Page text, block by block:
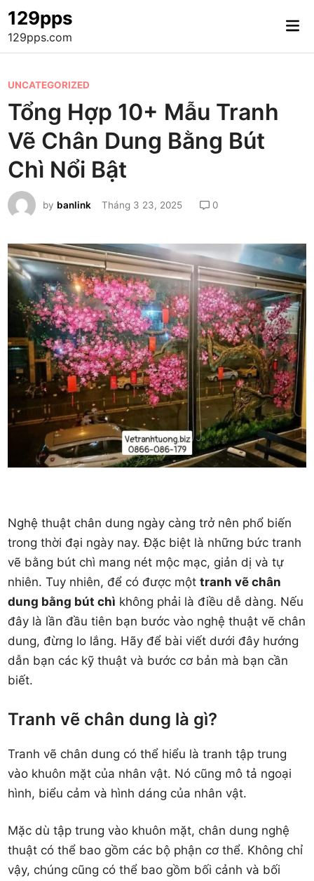
Skip
content
129pps
129pps.com
P
o
s
t
e
d
i
UNCATEGORIZED
Tổng Hợp 10+ Mẫu Tranh
Vẽ Chân Dung Bằng Bút
Chì Nổi Bật
by banlink Tháng 3 23, 2025 0
Nghệ thuật chân dung ngày càng trở nên phổ biến
trong thời đại ngày nay. Đặc biệt là những bức tranh
vẽ bằng bút chì mang nét mộc mạc, giản dị và tự
nhiên. Tuy nhiên, để có được mộttranh vẽ chân
dung bằng bút chì ​ không phải là điều dễ dàng. Nếu
đây là lần đầu tiên bạn bước vào nghệ thuật vẽ chân
dung, đừng lo lắng. Hãy để bài viết dưới đây hướng
dẫn bạn các kỹ thuật và bước cơ bản mà bạn cần
biết.
Tranh vẽ chân dung là gì?
Tranh vẽ chân dung có thể hiểu là tranh tập trung
vào khuôn mặt của nhân vật. Nó cũng mô tả ngoại
hình, biểu cảm và hình dáng của nhân vật.
Mặc dù tập trung vào khuôn mặt, chân dung nghệ
thuật có thể bao gồm các bộ phận cơ thể. Không chỉ
vậy, chúng cũng có thể bao gồm bối cảnh và bối